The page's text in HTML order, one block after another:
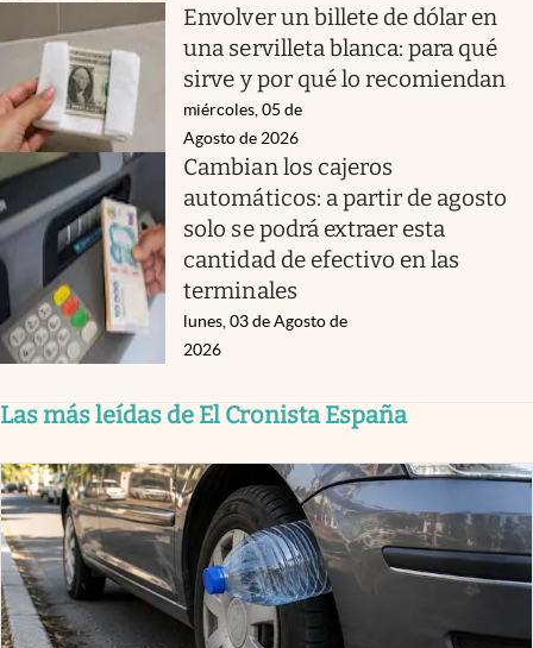
Envolver un billete de dólar en
una servilleta blanca: para qué
sirve y por qué lo recomiendan
miércoles, 05 de
Agosto de 2026
Cambian los cajeros
automáticos: a partir de agosto
solo se podrá extraer esta
cantidad de efectivo en las
terminales
lunes, 03 de Agosto de
2026
Las más leídas de El Cronista España